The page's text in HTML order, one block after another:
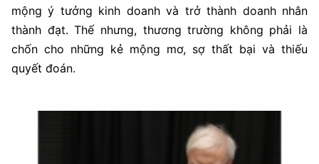
mộng ý tưởng kinh doanh và trở thành doanh nhân
thành đạt. Thế nhưng, thương trường không phải là
chốn cho những kẻ mộng mơ, sợ thất bại và thiếu
quyết đoán.